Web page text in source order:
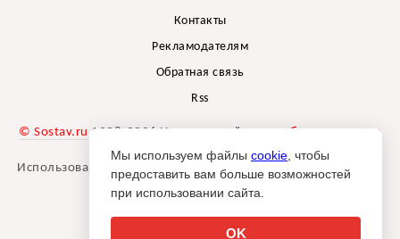
Контакты
Рекламодателям
Обратная связь
Rss
© Sostav.ru 1998-2026 Независимый проектбрендингового
агентства Depot
Использование материалов Sostav.ru допустимо только при
указании источника.
18+
Мы используем файлы cookie , чтобы
предоставить вам больше возможностей
при использовании сайта.
OK